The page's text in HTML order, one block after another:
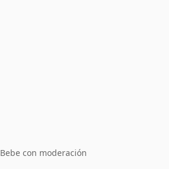
Bebe con moderación